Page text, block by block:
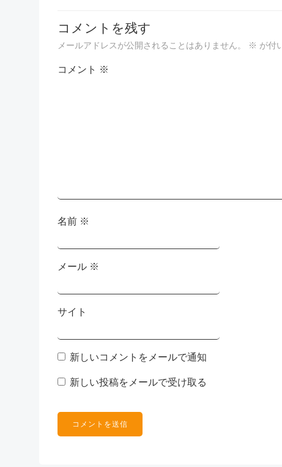
ビ
ゲ
ン
コメントを残す
メールアドレスが公開されることはありません。 ※ が付
コメント ※
名前 ※
メール ※
サイト
新しいコメントをメールで通知
新しい投稿をメールで受け取る